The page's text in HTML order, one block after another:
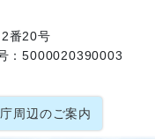
番20号
：5000020390003
周辺のご案内